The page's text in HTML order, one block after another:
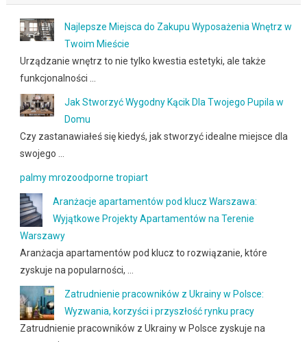
Najlepsze Miejsca do Zakupu Wyposażenia Wnętrz w
Twoim Mieście
Urządzanie wnętrz to nie tylko kwestia estetyki, ale także
funkcjonalności …
Jak Stworzyć Wygodny Kącik Dla Twojego Pupila w
Domu
Czy zastanawiałeś się kiedyś, jak stworzyć idealne miejsce dla
swojego …
palmy mrozoodporne tropiart
Aranżacje apartamentów pod klucz Warszawa:
Wyjątkowe Projekty Apartamentów na Terenie
Warszawy
Aranżacja apartamentów pod klucz to rozwiązanie, które
zyskuje na popularności, …
Zatrudnienie pracowników z Ukrainy w Polsce:
Wyzwania, korzyści i przyszłość rynku pracy
Zatrudnienie pracowników z Ukrainy w Polsce zyskuje na